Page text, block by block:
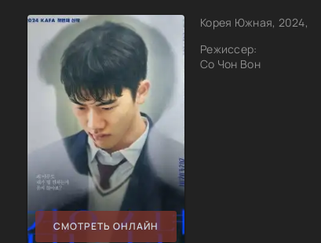
СМОТРЕТЬ ОНЛАЙН
Корея Южная, 2024,
Режиссер:
Со Чон Вон